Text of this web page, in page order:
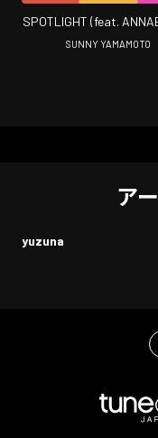
SPOTLIGHT (feat.
yuzuna)
SUNNY YAMAMOTO
ア
yuzuna